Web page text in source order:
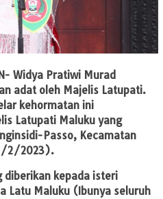
Widya Pratiwi Murad
adat oleh Majelis Latupati.
kehormatan ini
Latupati Maluku yang
Passo, Kecamatan
2/2023).
diberikan kepada isteri
Latu Maluku (Ibunya seluruh